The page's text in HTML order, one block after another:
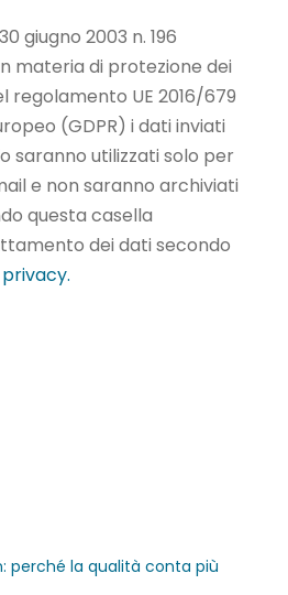
giugno 2003 n. 196
materia di protezione dei
regolamento UE 2016/679
(GDPR) i dati inviati
saranno utilizzati solo per
e non saranno archiviati
questa casella
dei dati secondo
perché la qualità conta più